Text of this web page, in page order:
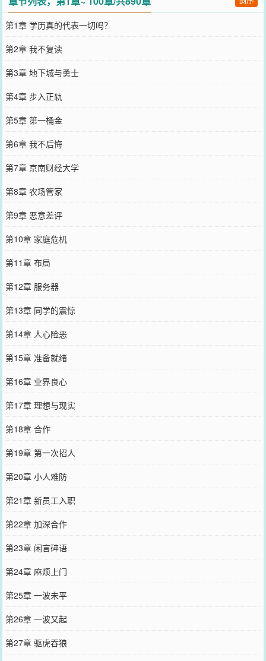
第1章 学历真的代表一切吗？
第2章 我不复读
第3章 地下城与勇士
第4章 步入正轨
第5章 第一桶金
第6章 我不后悔
第7章 京南财经大学
第8章 农场管家
第9章 恶意差评
第10章 家庭危机
第11章 布局
第12章 服务器
第13章 同学的震惊
第14章 人心险恶
第15章 准备就绪
第16章 业界良心
第17章 理想与现实
第18章 合作
第19章 第一次招人
第20章 小人难防
第21章 新员工入职
第22章 加深合作
第23章 闲言碎语
第24章 麻烦上门
第25章 一波未平
第26章 一波又起
第27章 驱虎吞狼